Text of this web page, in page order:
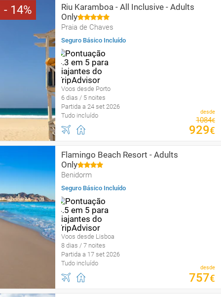
14
Riu Karamboa - All Inclusive - Adults
Only
Praia de Chaves
Seguro Básico Incluído
Voos desde Porto
6 dias / 5 noites
Partida a 24 set 2026
Tudo incluído
desde
1084€
929€
Flamingo Beach Resort - Adults
Only
Benidorm
Seguro Básico Incluído
Voos desde Lisboa
8 dias / 7 noites
Partida a 17 set 2026
Tudo incluído
desde
757€